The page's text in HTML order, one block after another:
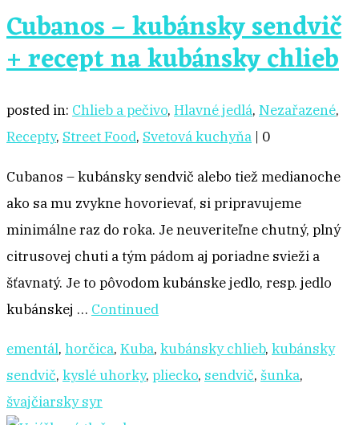
Cubanos – kubánsky sendvič
+ recept na kubánsky chlieb
posted in: Chlieb a pečivo, Hlavné jedlá, Nezařazené,
Recepty, Street Food, Svetová kuchyňa | 0
Cubanos – kubánsky sendvič alebo tiež medianoche
ako sa mu zvykne hovorievať, si pripravujeme
minimálne raz do roka. Je neuveriteľne chutný, plný
citrusovej chuti a tým pádom aj poriadne svieži a
šťavnatý. Je to pôvodom kubánske jedlo, resp. jedlo
kubánskej … Continued
ementál, horčica, Kuba, kubánsky chlieb, kubánsky
sendvič, kyslé uhorky, pliecko, sendvič, šunka,
švajčiarsky syr